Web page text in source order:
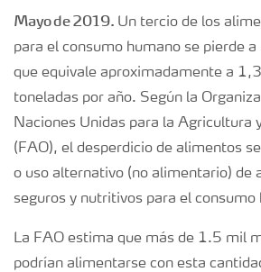
Mayo de 2019.Un tercio de los
para el consumo humano se pierde
que equivale aproximadamente a
toneladas por año. Según la
Naciones Unidas para la Agricultura
(FAO), el desperdicio de alimentos
o uso alternativo (no alimentario) de
seguros y nutritivos para el consumo
La FAO estima que más de 1.5 mil
podrían alimentarse con esta